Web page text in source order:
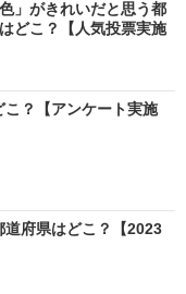
色」がきれいだと思う都
どこ？【人気投票実施
？【アンケート実施
道府県はどこ？【2023